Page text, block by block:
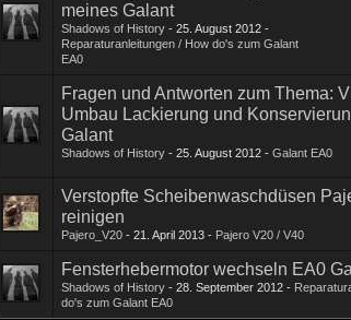
meines Galant
Shadows of History -25. August 2012 -
Reparaturanleitungen / How do's zum Galant
EA0
Fragen und Antworten zum Thema:
Umbau Lackierung und
Galant
Shadows of History -25. August 2012 -Galant EA0
Verstopfte Scheibenwaschdüsen
reinigen
Pajero_V20 -21. April 2013 - Pajero V20 / V40
Fensterhebermotor wechseln EA0
Shadows of History -28. September 2012 -
do's zum Galant EA0